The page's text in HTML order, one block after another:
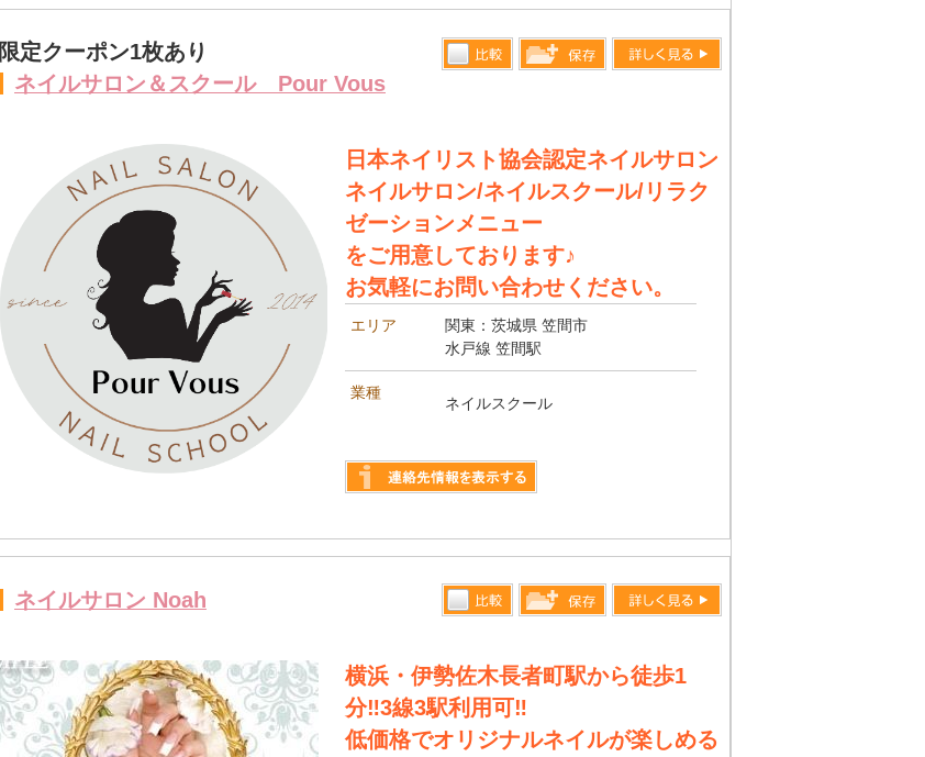
限定クーポン1枚あり
ネイルサロン＆スクール Pour Vous
します
日本ネイリスト協会認定ネイルサロン
ネイルサロン/ネイルスクール/リラク
ゼーションメニュー
をご用意しております♪
お気軽にお問い合わせください。
エリア
関東：茨城県 笠間市
水戸線 笠間駅
業種
ネイルスクール
ネイルサロン Noah
る
トへ登録
します
横浜・伊勢佐木長者町駅から徒歩1
分‼︎3線3駅利用可‼︎
低価格でオリジナルネイルが楽しめる